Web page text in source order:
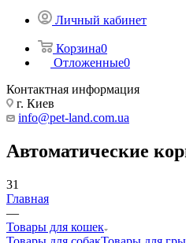
Личный кабинет
Корзина0
Отложенные0
Контактная информация
г. Киев
info@pet-land.com.ua
Автоматические
31
Главная
—
Товары для кошек